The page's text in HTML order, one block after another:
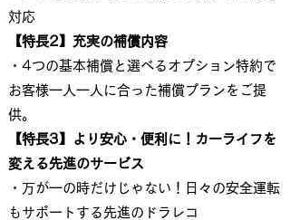
対応
【特長2】充実の補償内容
・4つの基本補償と選べるオプション特約で
お客様一人一人に合った補償プランをご提
供。
【特長3】より安心・便利に！カーライフを
変える先進のサービス
​・万が一の時だけじゃない！日々の安全運転
もサポートする先進のドラレコ